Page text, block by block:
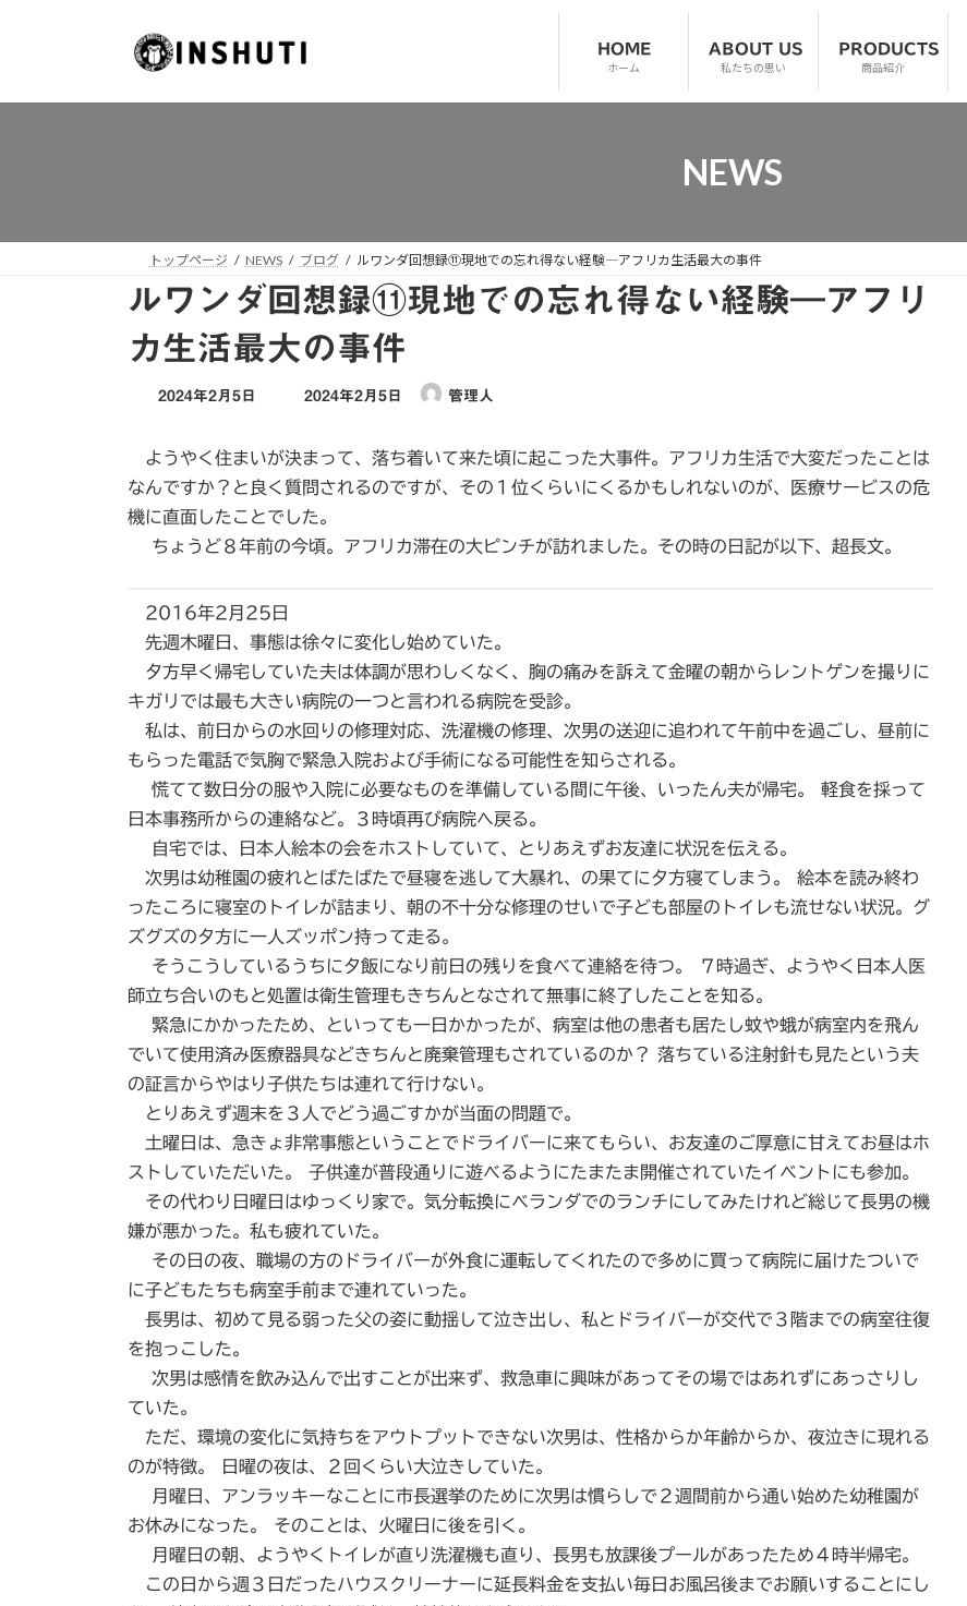
プ
動
HOME
ホーム
ABOUT US
私たちの思い
PRODUCTS
商品紹介
NEWS
トップページ NEWS ブログ ルワンダ回想録⑪現地での忘れ得ない経験―アフリカ生活最大の事件
ルワンダ回想録⑪現地での忘れ得ない経験―アフリ
カ生活最大の事件
2024年2月5日
最
新
日
:
2024年2月5日 管理人
ようやく住まいが決まって、落ち着いて来た頃に起こった大事件。アフリカ生活で大変だったことは
なんですか？と良く質問されるのですが、その１位くらいにくるかもしれないのが、医療サービスの危
機に直面したことでした。
ちょうど８年前の今頃。アフリカ滞在の大ピンチが訪れました。その時の日記が以下、超長文。
2016年2月25日
先週木曜日、事態は徐々に変化し始めていた。
夕方早く帰宅していた夫は体調が思わしくなく、胸の痛みを訴えて金曜の朝からレントゲンを撮りに
キガリでは最も大きい病院の一つと言われる病院を受診。
私は、前日からの水回りの修理対応、洗濯機の修理、次男の送迎に追われて午前中を過ごし、昼前に
もらった電話で気胸で緊急入院および手術になる可能性を知らされる。
慌てて数日分の服や入院に必要なものを準備している間に午後、いったん夫が帰宅。 軽食を採って
日本事務所からの連絡など。３時頃再び病院へ戻る。
自宅では、日本人絵本の会をホストしていて、とりあえずお友達に状況を伝える。
次男は幼稚園の疲れとばたばたで昼寝を逃して大暴れ、の果てに夕方寝てしまう。 絵本を読み終わ
ったころに寝室のトイレが詰まり、朝の不十分な修理のせいで子ども部屋のトイレも流せない状況。グ
ズグズの夕方に一人ズッポン持って走る。
そうこうしているうちに夕飯になり前日の残りを食べて連絡を待つ。 ７時過ぎ、ようやく日本人医
師立ち合いのもと処置は衛生管理もきちんとなされて無事に終了したことを知る。
緊急にかかったため、といっても一日かかったが、病室は他の患者も居たし蚊や蛾が病室内を飛ん
でいて使用済み医療器具などきちんと廃棄管理もされているのか？ 落ちている注射針も見たという夫
の証言からやはり子供たちは連れて行けない。
とりあえず週末を３人でどう過ごすかが当面の問題で。
土曜日は、急きょ非常事態ということでドライバーに来てもらい、お友達のご厚意に甘えてお昼はホ
ストしていただいた。 子供達が普段通りに遊べるようにたまたま開催されていたイベントにも参加。
その代わり日曜日はゆっくり家で。気分転換にベランダでのランチにしてみたけれど総じて長男の機
嫌が悪かった。私も疲れていた。
その日の夜、職場の方のドライバーが外食に運転してくれたので多めに買って病院に届けたついで
に子どもたちも病室手前まで連れていった。
長男は、初めて見る弱った父の姿に動揺して泣き出し、私とドライバーが交代で３階までの病室往復
を抱っこした。
次男は感情を飲み込んで出すことが出来ず、救急車に興味があってその場ではあれずにあっさりし
ていた。
ただ、環境の変化に気持ちをアウトプットできない次男は、性格からか年齢からか、夜泣きに現れる
のが特徴。 日曜の夜は、２回くらい大泣きしていた。
月曜日、アンラッキーなことに市長選挙のために次男は慣らしで２週間前から通い始めた幼稚園が
お休みになった。 そのことは、火曜日に後を引く。
月曜日の朝、ようやくトイレが直り洗濯機も直り、長男も放課後プールがあったため４時半帰宅。
この日から週３日だったハウスクリーナーに延長料金を支払い毎日お風呂後までお願いすることにし